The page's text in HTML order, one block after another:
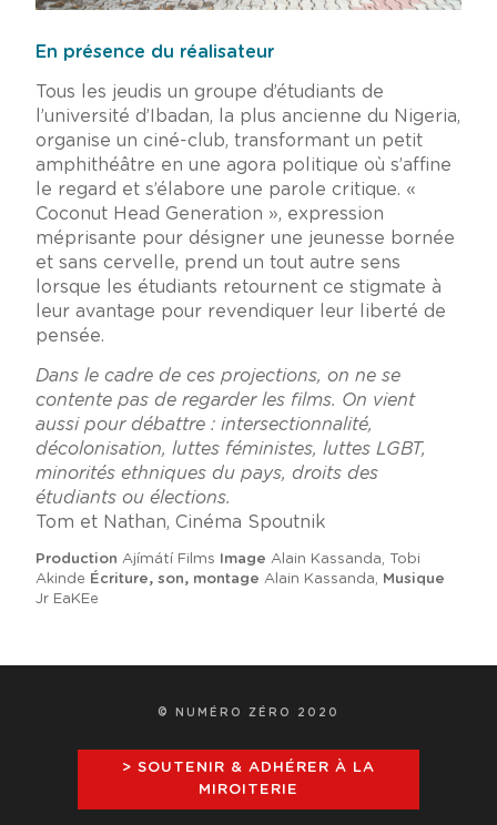
En présence du réalisateur
Tous les jeudis un groupe d’étudiants de
l’université d’Ibadan, la plus ancienne du Nigeria,
organise un ciné-club, transformant un petit
amphithéâtre en une agora politique où s’affine
le regard et s’élabore une parole critique. «
Coconut Head Generation », expression
méprisante pour désigner une jeunesse bornée
et sans cervelle, prend un tout autre sens
lorsque les étudiants retournent ce stigmate à
leur avantage pour revendiquer leur liberté de
pensée.
Dans le cadre de ces projections, on ne se
contente pas de regarder les films. On vient
aussi pour débattre : intersectionnalité,
décolonisation, luttes féministes, luttes LGBT,
minorités ethniques du pays, droits des
étudiants ou élections.
Tom et Nathan, Cinéma Spoutnik
Production Ajímátí Films Image Alain Kassanda, Tobi
Akinde Écriture, son, montage Alain Kassanda, Musique
Jr EaKEe
© NUMÉRO ZÉRO 2020
> SOUTENIR & ADHÉRER À LA
MIROITERIE